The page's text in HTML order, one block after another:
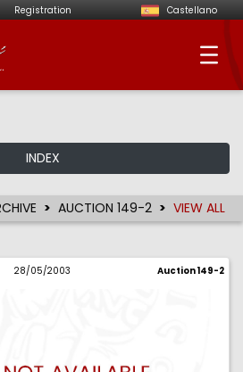
Registration Castellano
Calicó -
INDEX
AUCTION 149-2 VIEW ALL
28/05/2003 Auction 149-2